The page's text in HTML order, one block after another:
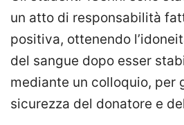
un atto di responsabilità
positiva, ottenendo
del sangue dopo esser
mediante un colloquio, per
sicurezza del donatore e